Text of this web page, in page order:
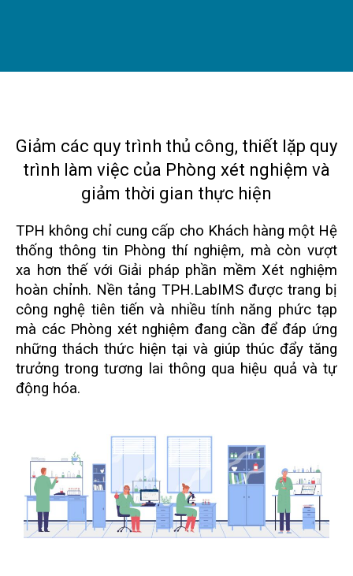
Giảm các quy trình thủ công, thiết lặp quy
trình làm việc của Phòng xét nghiệm và
giảm thời gian thực hiện
TPH không chỉ cung cấp cho Khách hàng một Hệ
thống thông tin Phòng thí nghiệm, mà còn vượt
xa hơn thế với Giải pháp phần mềm Xét nghiệm
hoàn chỉnh. Nền tảng TPH.LabIMS được trang bị
công nghệ tiên tiến và nhiều tính năng phức tạp
mà các Phòng xét nghiệm đang cần để đáp ứng
những thách thức hiện tại và giúp thúc đẩy tăng
trưởng trong tương lai thông qua hiệu quả và tự
động hóa.